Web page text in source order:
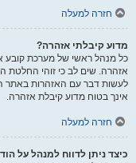
חזרה למעלה
מדוע קיבלתי אזהרה?
כל מנהל ראשי של מערכת קובע
לעשות דבר עם האזהרות באתר
אינך בטוח מדוע קיבלת אזהרה.
חזרה למעלה
כיצד ניתן לדווח למנהל על